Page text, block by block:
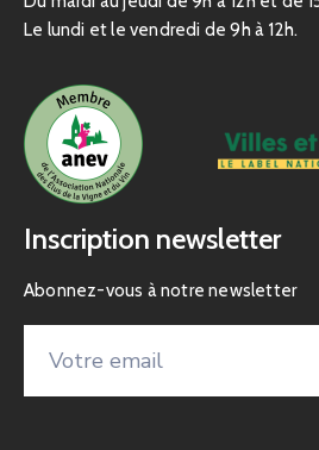
Le lundi et le vendredi de 9h à 12h.
Inscription newsletter
Abonnez-vous à notre newsletter